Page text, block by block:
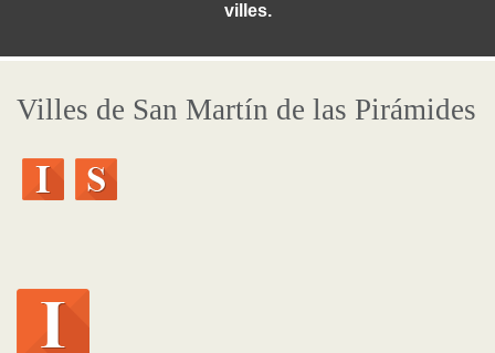
villes.
Villes de San Martín de las Pirámides